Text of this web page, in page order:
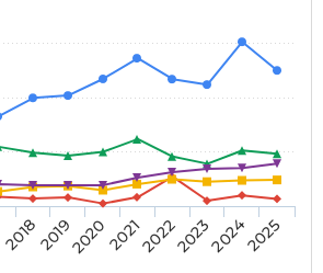
20182019202020212022202320242025